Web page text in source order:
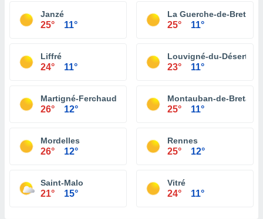
Janzé
25° 11°
La Guerche-de-
25° 11°
Liffré
24° 11°
Louvigné-du-Désert
23° 11°
Martigné-Ferchaud
26° 12°
Montauban-de-
25° 11°
Mordelles
26° 12°
Rennes
25° 12°
Saint-Malo
21° 15°
Vitré
24° 11°